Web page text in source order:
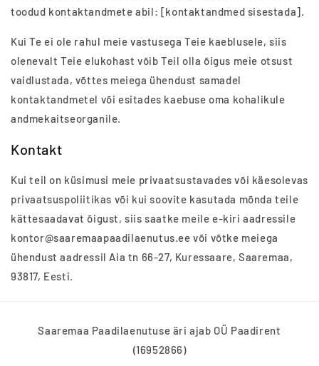
toodud kontaktandmete abil: [kontaktandmed sisestada].
Kui Te ei ole rahul meie vastusega Teie kaeblusele, siis
olenevalt Teie elukohast võib Teil olla õigus meie otsust
vaidlustada, võttes meiega ühendust samadel
kontaktandmetel või esitades kaebuse oma kohalikule
andmekaitseorganile.
Kontakt
Kui teil on küsimusi meie privaatsustavades või käesolevas
privaatsuspoliitikas või kui soovite kasutada mõnda teile
kättesaadavat õigust, siis saatke meile e-kiri aadressile
kontor@saaremaapaadilaenutus.ee või võtke meiega
ühendust aadressil Aia tn 66-27, Kuressaare, Saaremaa,
93817, Eesti.
Saaremaa Paadilaenutuse äri ajab OÜ Paadirent
(16952866)